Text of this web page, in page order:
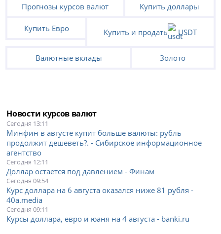
Прогнозы курсов валют Купить доллары
Купить Евро Купить и продать USDT
Валютные вклады Золото
Новости курсов валют
Сегодня 13:11
Минфин в августе купит больше валюты: рубль
продолжит дешеветь?. - Сибирское информационное
агентство
Сегодня 12:11
Доллар остается под давлением - Финам
Сегодня 09:54
Курс доллара на 6 августа оказался ниже 81 рубля -
40a.media
Сегодня 09:11
Курсы доллара, евро и юаня на 4 августа - banki.ru